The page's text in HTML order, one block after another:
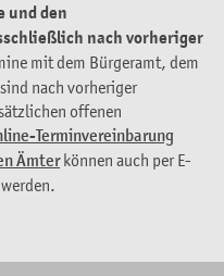
und den
nach vorheriger
mit dem Bürgeramt, dem
nach vorheriger
offenen
Terminvereinbarung
Ämterkönnen auch per E-